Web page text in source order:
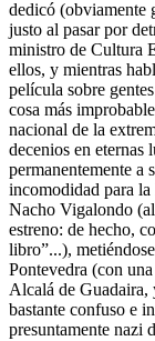
dedicó (obviamente
justo al pasar por
ministro de Cultura
ellos, y mientras
película sobre
cosa más
nacional de la
decenios en eternas
permanentemente a
incomodidad para
Nacho Vigalondo
estreno: de hecho,
libro”...),
Pontevedra (con
Alcalá de Guadaira,
bastante confuso e
presuntamente nazi